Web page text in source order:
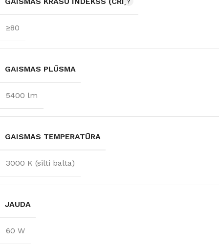
≥80
GAISMAS PLŪSMA
5400 lm
GAISMAS TEMPERATŪRA
3000 K (silti balta)
JAUDA
60 W